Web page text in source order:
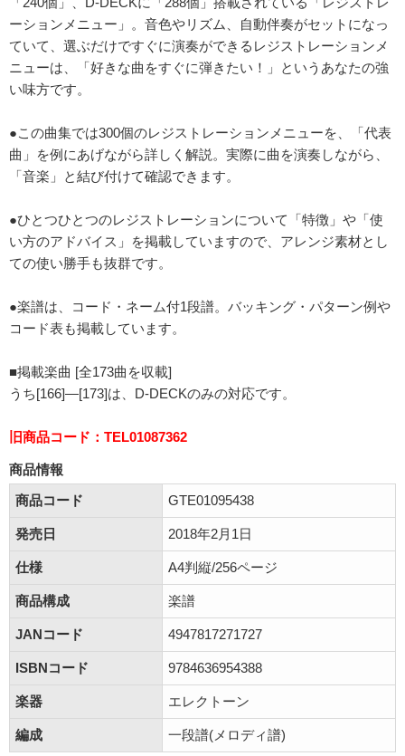
ーションメニュー」。音色やリズム、自動伴奏がセットになっ
ていて、選ぶだけですぐに演奏ができるレジストレーションメ
ニューは、「好きな曲をすぐに弾きたい！」というあなたの強
い味方です。
●この曲集では300個のレジストレーションメニューを、「代表
曲」を例にあげながら詳しく解説。実際に曲を演奏しながら、
「音楽」と結び付けて確認できます。
●ひとつひとつのレジストレーションについて「特徴」や「使
い方のアドバイス」を掲載していますので、アレンジ素材とし
ての使い勝手も抜群です。
●楽譜は、コード・ネーム付1段譜。バッキング・パターン例や
コード表も掲載しています。
■掲載楽曲 [全173曲を収載]
うち[166]―[173]は、D-DECKのみの対応です。
旧商品コード：TEL01087362
商品情報
商品コード
GTE01095438
発売日 2018年2月1日
仕様 A4判縦/256ページ
商品構成 楽譜
JANコード 4947817271727
ISBNコード 9784636954388
楽器 エレクトーン
編成 一段譜(メロディ譜)